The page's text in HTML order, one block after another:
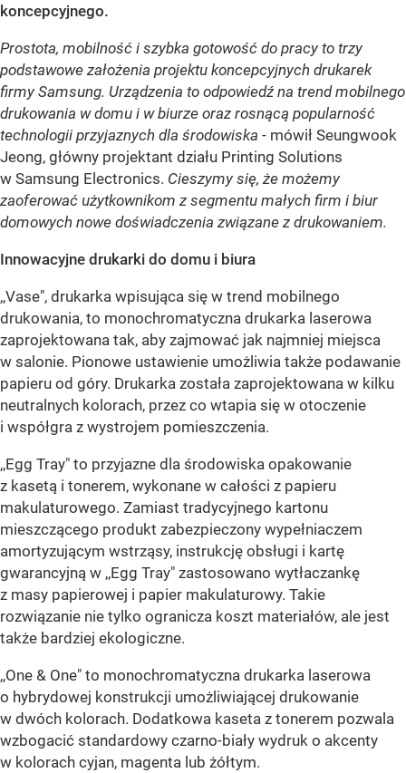
koncepcyjnego.
Prostota, mobilność i szybka gotowość do pracy to trzy
podstawowe założenia projektu koncepcyjnych drukarek
firmy Samsung. Urządzenia to odpowiedź na trend mobilnego
drukowania w domu i w biurze oraz rosnącą popularność
technologii przyjaznych dla środowiska - mówił Seungwook
Jeong, główny projektant działu Printing Solutions
w Samsung Electronics. Cieszymy się, że możemy
zaoferować użytkownikom z segmentu małych firm i biur
domowych nowe doświadczenia związane z drukowaniem.
Innowacyjne drukarki do domu i biura
,,Vase", drukarka wpisująca się w trend mobilnego
drukowania, to monochromatyczna drukarka laserowa
zaprojektowana tak, aby zajmować jak najmniej miejsca
w salonie. Pionowe ustawienie umożliwia także podawanie
papieru od góry. Drukarka została zaprojektowana w kilku
neutralnych kolorach, przez co wtapia się w otoczenie
i współgra z wystrojem pomieszczenia.
,,Egg Tray" to przyjazne dla środowiska opakowanie
z kasetą i tonerem, wykonane w całości z papieru
makulaturowego. Zamiast tradycyjnego kartonu
mieszczącego produkt zabezpieczony wypełniaczem
amortyzującym wstrząsy, instrukcję obsługi i kartę
gwarancyjną w ,,Egg Tray" zastosowano wytłaczankę
z masy papierowej i papier makulaturowy. Takie
rozwiązanie nie tylko ogranicza koszt materiałów, ale jest
także bardziej ekologiczne.
,,One & One" to monochromatyczna drukarka laserowa
o hybrydowej konstrukcji umożliwiającej drukowanie
w dwóch kolorach. Dodatkowa kaseta z tonerem pozwala
wzbogacić standardowy czarno-biały wydruk o akcenty
w kolorach cyjan, magenta lub żółtym.